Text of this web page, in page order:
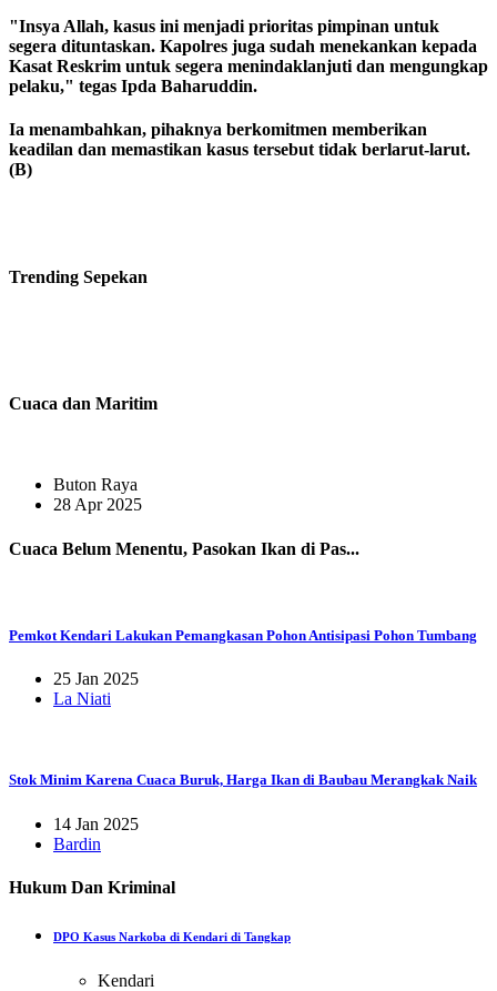
"Insya Allah, kasus ini menjadi prioritas pimpinan untuk
segera dituntaskan. Kapolres juga sudah menekankan kepada
Kasat Reskrim untuk segera menindaklanjuti dan mengungkap
pelaku," tegas Ipda Baharuddin.
Ia menambahkan, pihaknya berkomitmen memberikan
keadilan dan memastikan kasus tersebut tidak berlarut-larut.
(B)
Trending Sepekan
Cuaca dan Maritim
Buton Raya
28 Apr 2025
Cuaca Belum Menentu, Pasokan Ikan di Pas...
Pemkot Kendari Lakukan Pemangkasan Pohon Antisipasi Pohon Tumbang
25 Jan 2025
La Niati
Stok Minim Karena Cuaca Buruk, Harga Ikan di Baubau Merangkak Naik
14 Jan 2025
Bardin
Hukum Dan Kriminal
DPO Kasus Narkoba di Kendari di Tangkap
Kendari